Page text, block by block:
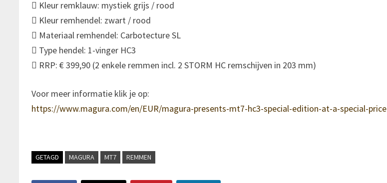
 Kleur remklauw: mystiek grijs / rood
 Kleur remhendel: zwart / rood
 Materiaal remhendel: Carbotecture SL
 Type hendel: 1-vinger HC3
 RRP: € 399,90 (2 enkele remmen incl. 2 STORM HC remschijven in 203 mm)
Voor meer informatie klik je op:
https://www.magura.com/en/EUR/magura-presents-mt7-hc3-special-edition-at-a-special-price
GETAGD MAGURA MT7 REMMEN